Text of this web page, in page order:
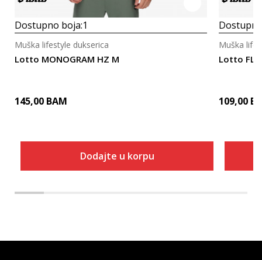
Dostupno boja:1
Lotto MONOGRAM HZ M
Muška lifestyle dukserica
145,00 BAM
Dodajte u korpu
Lotto
Muška
109,00